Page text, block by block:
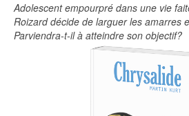
Adolescent empourpré dans une vie
Roizard décide de larguer les amarres
Parviendra-t-il à atteindre son objectif?